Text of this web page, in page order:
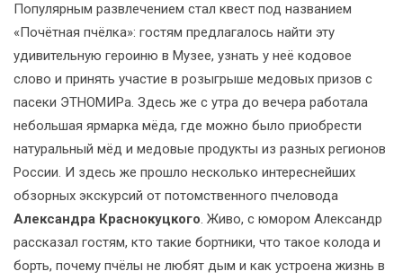
Популярным развлечением стал квест под названием
«Почётная пчёлка»: гостям предлагалось найти эту
удивительную героиню в Музее, узнать у неё кодовое
слово и принять участие в розыгрыше медовых призов с
пасеки ЭТНОМИРа. Здесь же с утра до вечера работала
небольшая ярмарка мёда, где можно было приобрести
натуральный мёд и медовые продукты из разных регионов
России. И здесь же прошло несколько интереснейших
обзорных экскурсий от потомственного пчеловода
Александра Краснокуцкого. Живо, с юмором Александр
рассказал гостям, кто такие бортники, что такое колода и
борть, почему пчёлы не любят дым и как устроена жизнь в